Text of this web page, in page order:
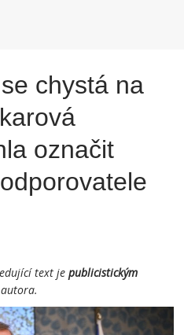
chystá na
označit
text je publicistickým